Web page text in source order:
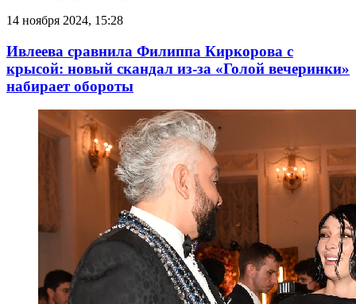
14 ноября 2024, 15:28
Ивлеева сравнила Филиппа Киркорова с
крысой: новый скандал из-за «Голой вечеринки»
набирает обороты